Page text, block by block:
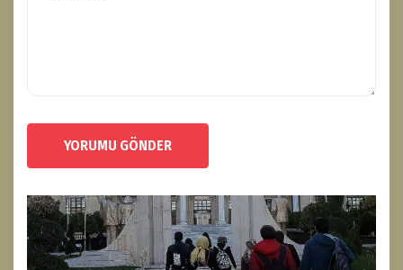
YORUMU GÖNDER